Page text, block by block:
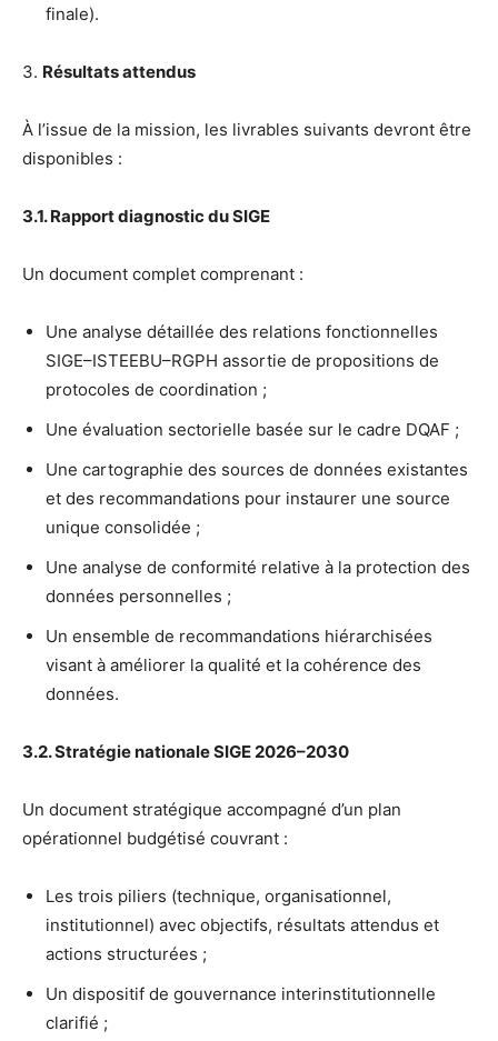
finale).
3. Résultats attendus
À l’issue de la mission, les livrables suivants devront être
disponibles :
3.1. Rapport diagnostic du SIGE
Un document complet comprenant :
Une analyse détaillée des relations fonctionnelles
SIGE–ISTEEBU–RGPH assortie de propositions de
protocoles de coordination ;
Une évaluation sectorielle basée sur le cadre DQAF ;
Une cartographie des sources de données existantes
et des recommandations pour instaurer une source
unique consolidée ;
Une analyse de conformité relative à la protection des
données personnelles ;
Un ensemble de recommandations hiérarchisées
visant à améliorer la qualité et la cohérence des
données.
3.2. Stratégie nationale SIGE 2026–2030
Un document stratégique accompagné d’un plan
opérationnel budgétisé couvrant :
Les trois piliers (technique, organisationnel,
institutionnel) avec objectifs, résultats attendus et
actions structurées ;
Un dispositif de gouvernance interinstitutionnelle
clarifié ;